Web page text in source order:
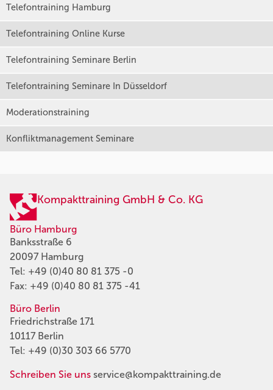
Telefontraining Hamburg
Telefontraining Online Kurse
Telefontraining Seminare Berlin
Telefontraining Seminare In Düsseldorf
Moderationstraining
Konfliktmanagement Seminare
Kompakttraining GmbH & Co. KG
Büro Hamburg
Banksstraße 6
20097 Hamburg
Tel: +49 (0)40 80 81 375 -0
Fax: +49 (0)40 80 81 375 -41
Büro Berlin
Friedrichstraße 171
10117 Berlin
Tel: +49 (0)30 303 66 5770
Schreiben Sie uns service@kompakttraining.de